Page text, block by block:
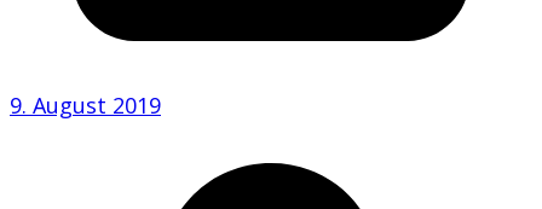
9. August 2019